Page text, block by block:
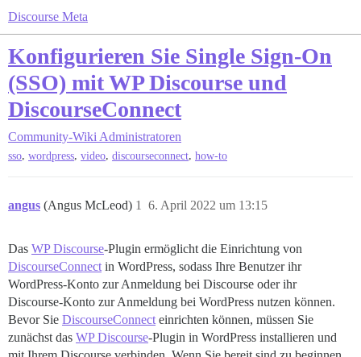
Discourse Meta
Konfigurieren Sie Single Sign-On
(SSO) mit WP Discourse und
DiscourseConnect
Community-Wiki Administratoren
sso, wordpress, video, discourseconnect, how-to
angus (Angus McLeod) 6. April 2022 um 13:15
1
Das WP Discourse-Plugin ermöglicht die Einrichtung von
DiscourseConnect in WordPress, sodass Ihre Benutzer ihr
WordPress-Konto zur Anmeldung bei Discourse oder ihr
Discourse-Konto zur Anmeldung bei WordPress nutzen können.
Bevor Sie DiscourseConnect einrichten können, müssen Sie
zunächst das WP Discourse-Plugin in WordPress installieren und